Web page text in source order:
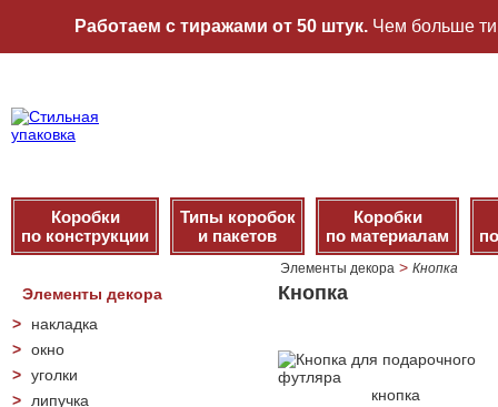
Работаем с тиражами от 50 штук. Чем больше
Коробки
по конструкции
Типы коробок
и пакетов
Коробки
по материалам
Элементы декора > Кнопка
Элементы декора
>
накладка
> окно
> уголки
>
липучка
Кнопка
кнопка